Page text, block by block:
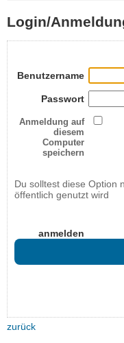
Login/
Benutzername
Passwort
Anmeldung auf
diesem
Computer
speichern
Du solltest diese Option
öffentlich genutzt wird
anmelden
zurück